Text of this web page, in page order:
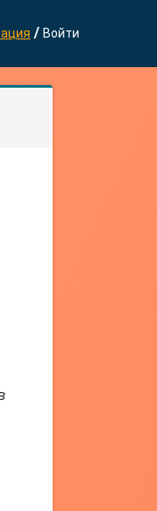
/ Войти